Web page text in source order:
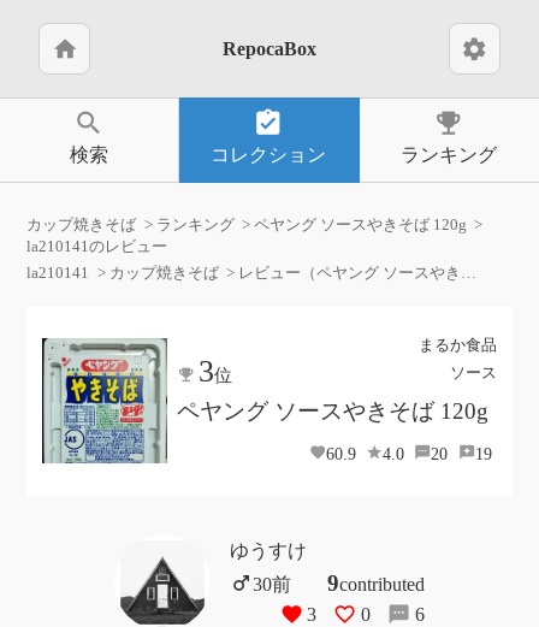
home RepocaBox settings
search
検索
assignment_turned_in
コレクション
emoji_events
ランキング
カップ焼きそば ランキング
ペヤング ソースやきそば 120g
la210141のレビュー
la210141
カップ焼きそば
まるか食品
ソース
3位
ペヤング ソースやきそば 120g
60.9 4.0 20 19
ゆうすけ
9contributed
3
0 6